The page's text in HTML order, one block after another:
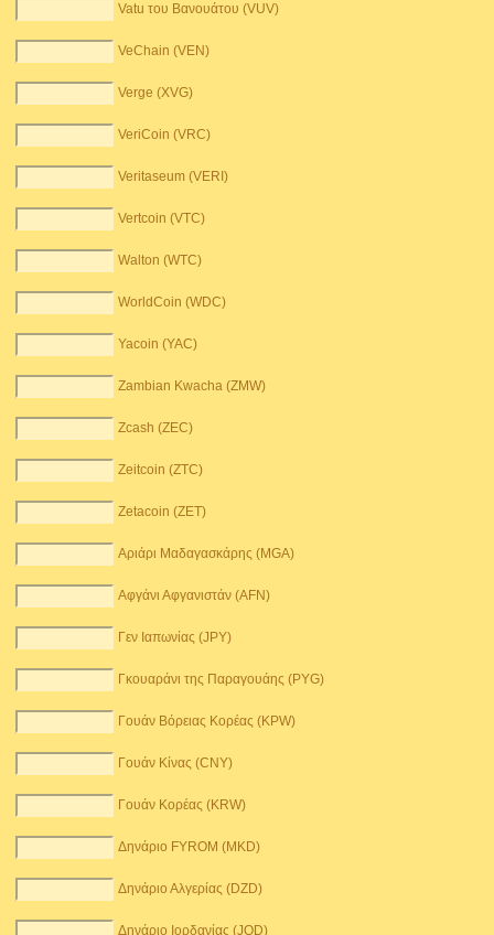
Vatu του Βανουάτου (VUV)
VeChain (VEN)
Verge (XVG)
VeriCoin (VRC)
Veritaseum (VERI)
Vertcoin (VTC)
Walton (WTC)
WorldCoin (WDC)
Yacoin (YAC)
Zambian Kwacha (ZMW)
Zcash (ZEC)
Zeitcoin (ZTC)
Zetacoin (ZET)
Αριάρι Μαδαγασκάρης (MGA)
Αφγάνι Αφγανιστάν (AFN)
Γεν Ιαπωνίας (JPY)
Γκουαράνι της Παραγουάης (PYG)
Γουάν Βόρειας Κορέας (KPW)
Γουάν Κίνας (CNY)
Γουάν Κορέας (KRW)
Δηνάριο FYROM (MKD)
Δηνάριο Αλγερίας (DZD)
Δηνάριο Ιορδανίας (JOD)